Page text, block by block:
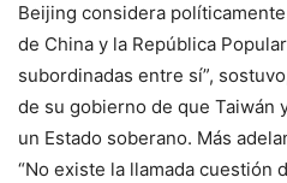
Beijing considera
de China y la República
subordinadas entre sí”,
de su gobierno de que Taiwán
un Estado soberano. Más
“No existe la llamada cuestión